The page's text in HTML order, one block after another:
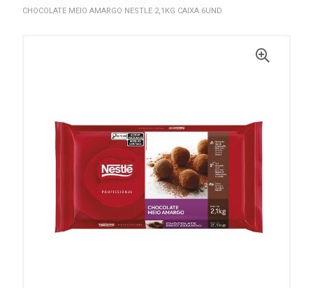
CHOCOLATE MEIO AMARGO NESTLE 2,1KG CAIXA 6UND